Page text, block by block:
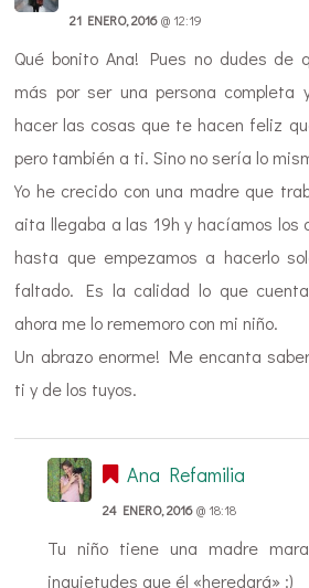
21 ENERO, 2016@ 12:19
Qué bonito Ana! Pues no dudes de
más por ser una persona completa
hacer las cosas que te hacen feliz
pero también a ti. Sino no sería lo
Yo he crecido con una madre que
aita llegaba a las 19h y hacíamos los
hasta que empezamos a hacerlo
faltado. Es la calidad lo que
ahora me lo rememoro con mi niño.
Un abrazo enorme! Me encanta
ti y de los tuyos.
Ana Refamilia
24 ENERO, 2016@ 18:18
Tu niño tiene una madre
inquietudes que él «heredará» :)